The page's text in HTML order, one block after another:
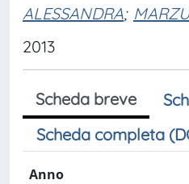
ALESSANDRA;
2013
Scheda breve
Scheda completa
Anno